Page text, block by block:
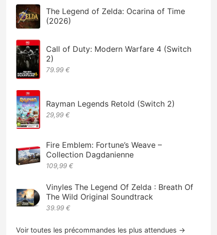
The Legend of Zelda: Ocarina of Time
(2026)
Call of Duty: Modern Warfare 4 (Switch
2)
79.99 €
Rayman Legends Retold (Switch 2)
29,99 €
Fire Emblem: Fortune’s Weave –
Collection Dagdanienne
109,99 €
Vinyles The Legend Of Zelda : Breath Of
The Wild Original Soundtrack
39.99 €
Voir toutes les précommandes les plus attendues →